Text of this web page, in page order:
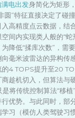
满电出发身简化为矩形
圆”特征直接决定了碰
高精度点云数据，结
间内实现类人般的“
降低“揉库次数”，需
毫米波雷达的异构传
4 TOPS提升至20
趁机切入，但算法与
将传统控制算法“移植
优势。与此同时，部
习（模仿人类驾驶习